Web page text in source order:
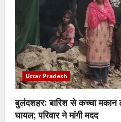
Uttar Pradesh
बुलंदशहर: बारिश से कच्चा मकान
घायल; परिवार ने मांगी मदद